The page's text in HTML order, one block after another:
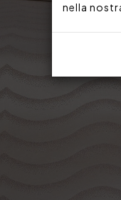
nella